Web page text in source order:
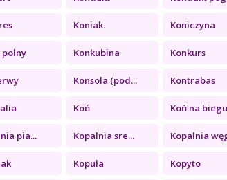
Koniak Koniczyna
polny Konkubina Konkurs
Konsola (pod... Kontrabas
Koń Koń na
pia... Kopalnia sre... Kopalnia
Kopuła Kopyto